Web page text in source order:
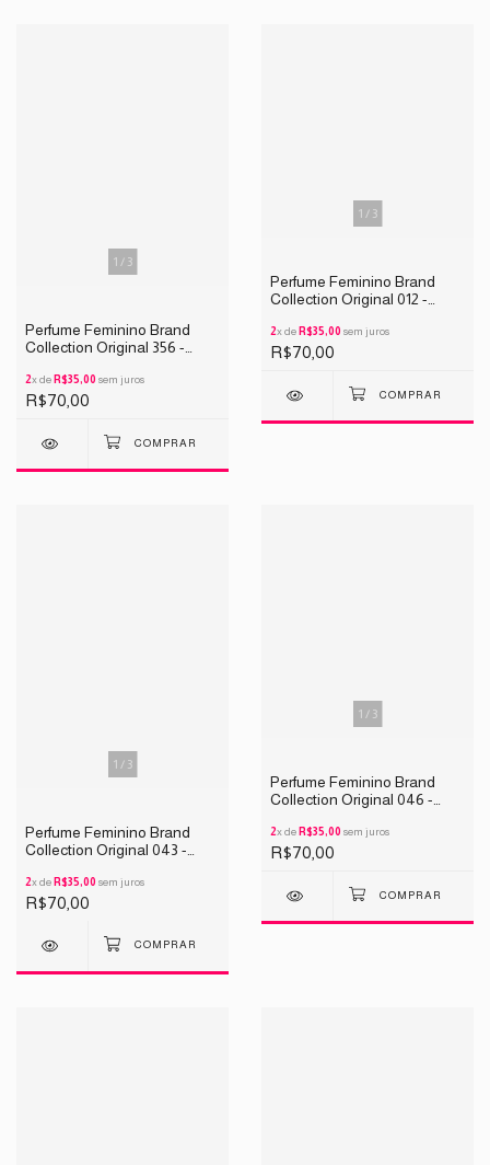
1 / 3
Perfume Feminino Brand
Collection Original 356 -
WHITE 25ML
2x de R$35,00 sem juros
R$70,00
1 / 3
Perfume Feminino Brand
Collection Original 012 -
BELLE 25ML
2x de R$35,00 sem juros
R$70,00
1 / 3
Perfume Feminino Brand
Collection Original 043 -
2x de R$35,00 sem juros
R$70,00
1 / 3
Perfume Feminino Brand
Collection Original 046 -
2x de R$35,00 sem juros
R$70,00